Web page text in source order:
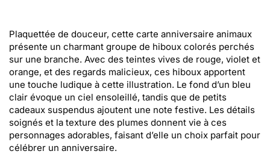
Plaquettée de douceur, cette carte anniversaire animaux
présente un charmant groupe de hiboux colorés perchés
sur une branche. Avec des teintes vives de rouge, violet et
orange, et des regards malicieux, ces hiboux apportent
une touche ludique à cette illustration. Le fond d’un bleu
clair évoque un ciel ensoleillé, tandis que de petits
cadeaux suspendus ajoutent une note festive. Les détails
soignés et la texture des plumes donnent vie à ces
personnages adorables, faisant d’elle un choix parfait pour
célébrer un anniversaire.